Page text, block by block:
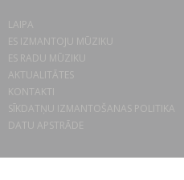
LAIPA
ES IZMANTOJU MŪZIKU
ES RADU MŪZIKU
AKTUALITĀTES
KONTAKTI
SĪKDATŅU IZMANTOŠANAS POLITIKA
DATU APSTRĀDE